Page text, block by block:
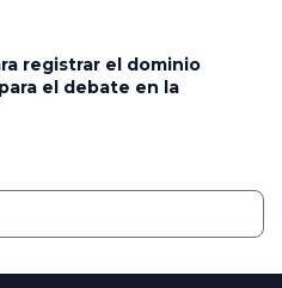
registrar el dominio
el debate en la